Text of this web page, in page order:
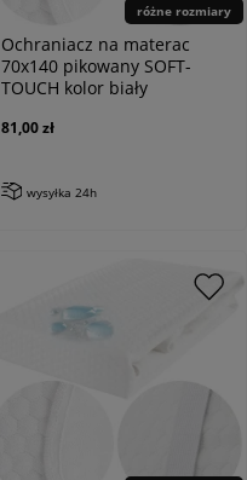
różne rozmiary
Ochraniacz na materac
70x140 pikowany SOFT-
TOUCH kolor biały
81,00 zł
wysyłka 24h